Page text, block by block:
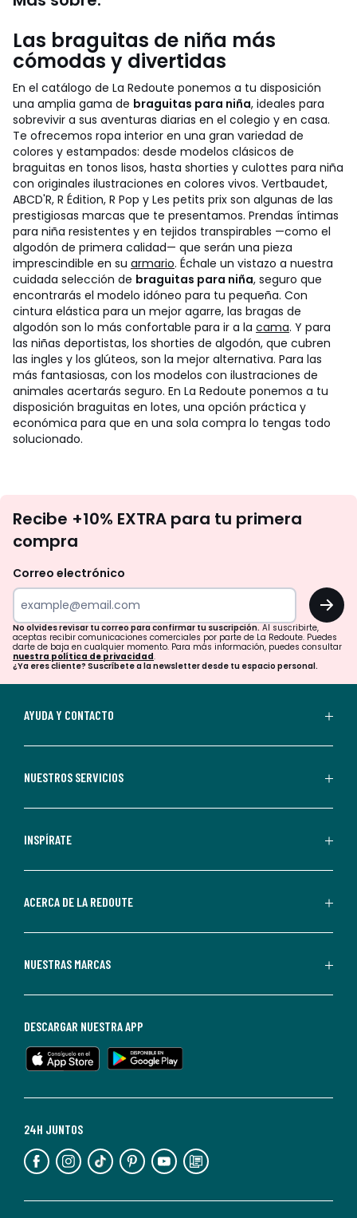
Las braguitas de niña más
cómodas y divertidas
En el catálogo de La Redoute ponemos a tu disposición
una amplia gama de braguitas para niña, ideales para
sobrevivir a sus aventuras diarias en el colegio y en casa.
Te ofrecemos ropa interior en una gran variedad de
colores y estampados: desde modelos clásicos de
braguitas en tonos lisos, hasta shorties y culottes para niña
con originales ilustraciones en colores vivos. Vertbaudet,
ABCD'R, R Édition, R Pop y Les petits prix son algunas de las
prestigiosas marcas que te presentamos. Prendas íntimas
para niña resistentes y en tejidos transpirables —como el
algodón de primera calidad— que serán una pieza
imprescindible en su armario. Échale un vistazo a nuestra
cuidada selección de braguitas para niña, seguro que
encontrarás el modelo idóneo para tu pequeña. Con
cintura elástica para un mejor agarre, las bragas de
algodón son lo más confortable para ir a la cama. Y para
las niñas deportistas, los shorties de algodón, que cubren
las ingles y los glúteos, son la mejor alternativa. Para las
más fantasiosas, con los modelos con ilustraciones de
animales acertarás seguro. En La Redoute ponemos a tu
disposición braguitas en lotes, una opción práctica y
económica para que en una sola compra lo tengas todo
solucionado.
te
tu
para
confirmar
tu
suscripción.
aceptas
comerciales
personalizadas
parte
Redoute.
de
en
cualquier
Para
información,
puedes
nuestra
Recibe +10% EXTRA para tu primera
compra
Correo electrónico
OK
No olvides revisar tu correo para confirmar tu suscripción. Al suscribirte,
aceptas recibir comunicaciones comerciales por parte de La Redoute. Puedes
darte de baja en cualquier momento. Para más información, puedes consultar
nuestra política de privacidad.
¿Ya eres cliente? Suscríbete a la newsletter desde tu espacio personal.
AYUDA Y CONTACTO
NUESTROS SERVICIOS
INSPÍRATE
ACERCA DE LA REDOUTE
NUESTRAS MARCAS
24H JUNTOS
DESCARGAR NUESTRA APP